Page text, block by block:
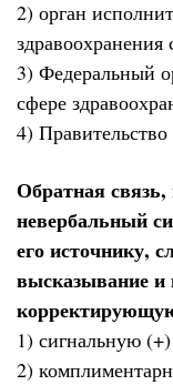
2) орган
3) Федеральный
сфере
4)
Обратная
невербальный
его источнику,
высказывание и
1) сигнальную (+)
2)